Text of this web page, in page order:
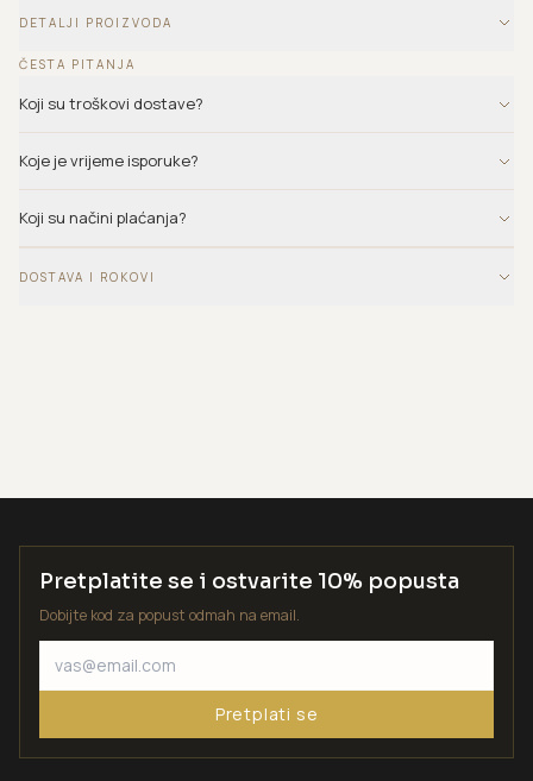
DETALJI PROIZVODA
ČESTA PITANJA
Koji su troškovi dostave?
Koje je vrijeme isporuke?
Koji su načini plaćanja?
DOSTAVA I ROKOVI
Pretplatite se i ostvarite 10% popusta
Dobijte kod za popust odmah na email.
Pretplati se